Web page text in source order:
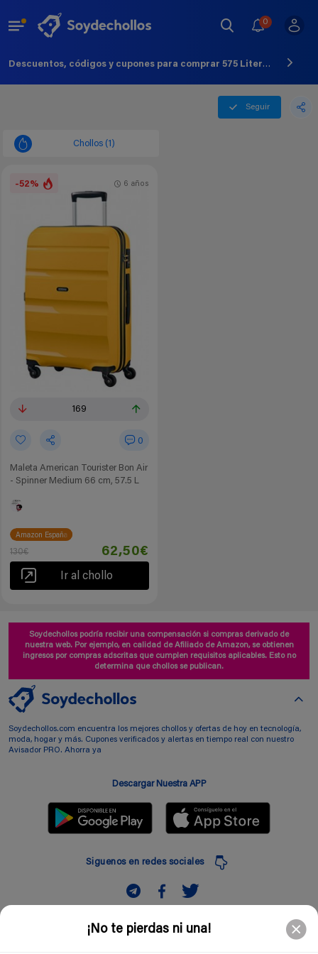
¡No te pierdas ni una!
0
Descuentos, códigos y cupones para comprar 575 Liters - Agosto - 2026
Seguir
Chollos (1)
-52%
169
0
Maleta American Tourister Bon Air
- Spinner Medium 66 cm, 57.5 L
6 años
Amazon España
130€ 62,50€
Ir al chollo
Soydechollos podría recibir una compensación si compras derivado de
nuestra web. Por ejemplo, en calidad de Afiliado de Amazon, se obtienen
ingresos por compras adscritas que cumplen requisitos aplicables. Esto no
determina que chollos se publican.
Soydechollos.com encuentra los mejores chollos y ofertas de hoy en tecnología,
moda, hogar y más. Cupones verificados y alertas en tiempo real con nuestro
Avisador PRO. Ahorra ya
Descargar Nuestra APP
Siguenos en redes sociales
Suscribir